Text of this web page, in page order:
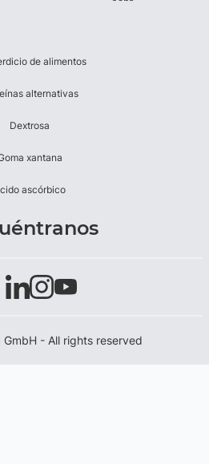
de alimentos
alternativas
Dextrosa
xantana
ascórbico
- All rights reserved